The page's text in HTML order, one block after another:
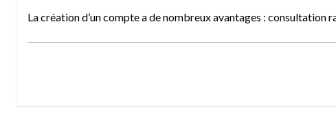
La création d’un compte a de nombreux avantages : consultation